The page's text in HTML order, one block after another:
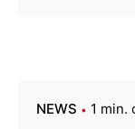
NEWS 1 min.